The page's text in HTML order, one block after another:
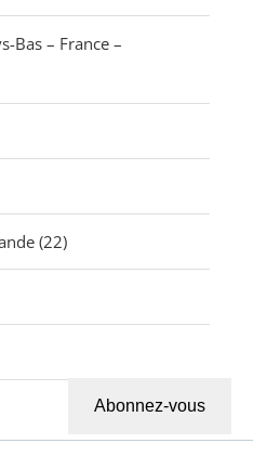
Bas – France –
(22)
Abonnez-vous